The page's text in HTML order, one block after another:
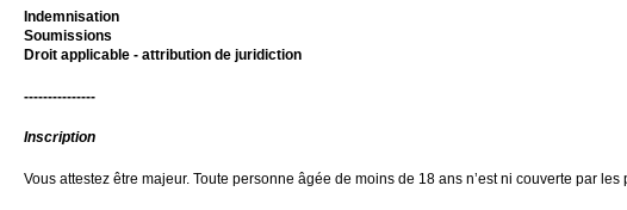
Indemnisation
Soumissions
Droit applicable - attribution de juridiction
---------------
Inscription
Vous attestez être majeur. Toute personne âgée de moins de 18 ans n’est ni couverte par